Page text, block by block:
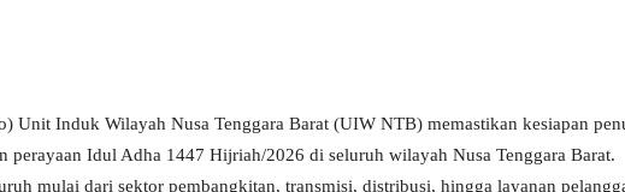
Unit Induk Wilayah Nusa Tenggara Barat (UIW NTB) memastikan kesiapan
perayaan Idul Adha 1447 Hijriah/2026 di seluruh wilayah Nusa Tenggara Barat.
mulai dari sektor pembangkitan, transmisi, distribusi, hingga layanan